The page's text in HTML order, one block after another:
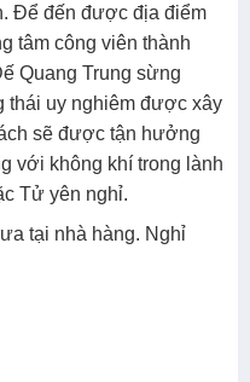
Để đến được địa điểm
tâm công viên thành
Quang Trung sừng
thái uy nghiêm được xây
sẽ được tận hưởng
với không khí trong lành
Tử yên nghỉ.
tại nhà hàng. Nghỉ